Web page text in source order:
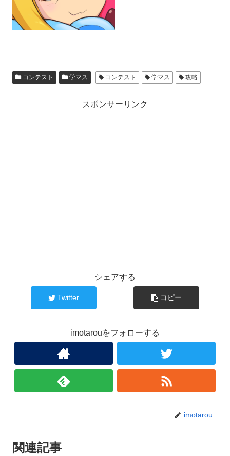
コンテスト 学マス コンテスト 学マス 攻略
スポンサーリンク
シェアする
Twitter コピー
imotarouをフォローする
imotarou
関連記事